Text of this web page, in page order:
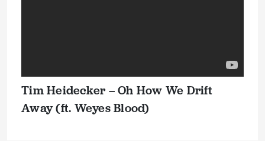
Tim Heidecker – Oh How We Drift
Away (ft. Weyes Blood)